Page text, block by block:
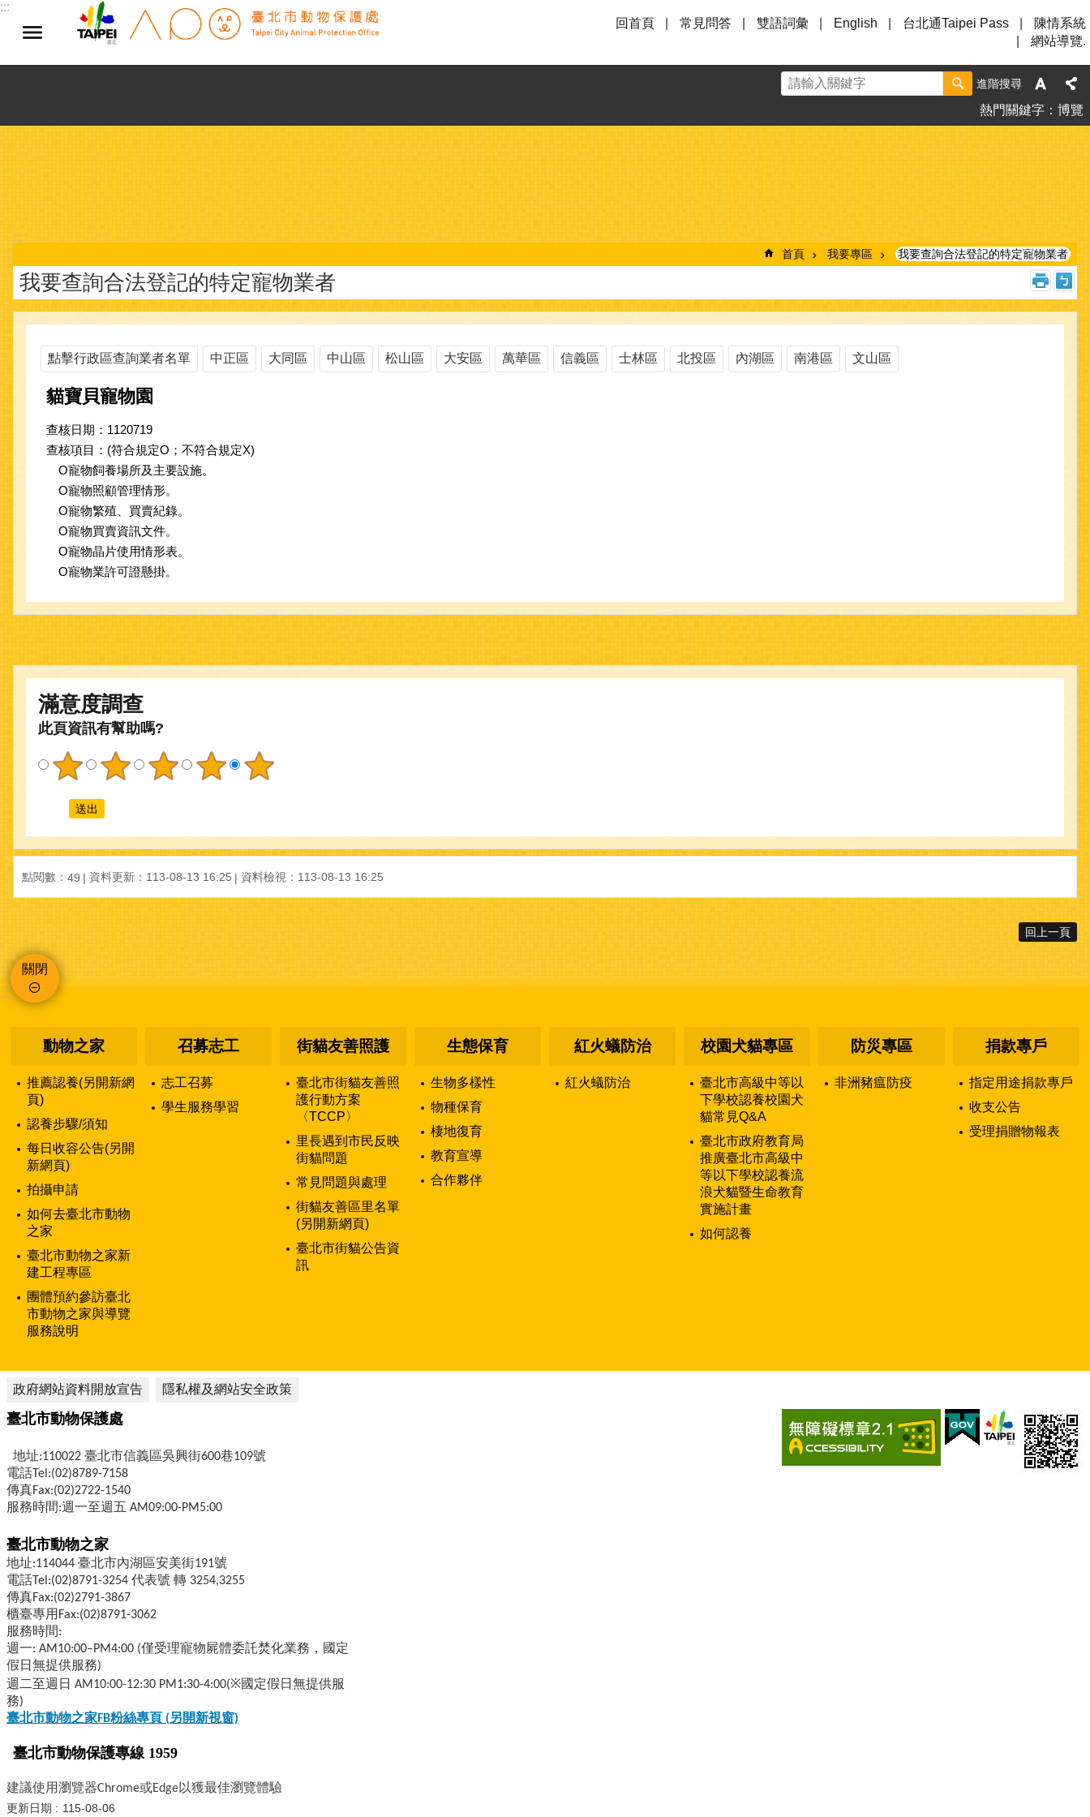
跳到主要內容區塊
:::
回首頁
常見問答 雙語詞彙 English 台北通Taipei Pass
陳情系統
網站導覽.
進階搜尋
熱門關鍵字 博覽
:::
首頁 我要專區 我要查詢合法登記的特定寵物業者
我要查詢合法登記的特定寵物業者
點擊行政區查詢業者名單 中正區 大同區 中山區 松山區 大安區 萬華區 信義區 士林區 北投區 內湖區 南港區 文山區
貓寶貝寵物園
查核日期：1120719
查核項目：(符合規定O；不符合規定X)
O寵物飼養場所及主要設施。
O寵物照顧管理情形。
O寵物繁殖、買賣紀錄。
O寵物買賣資訊文件。
O寵物晶片使用情形表。
O寵物業許可證懸掛。
滿意度調查
此頁資訊有幫助嗎?
點閱數： 49 資料更新： 113-08-13 16:25 資料檢視： 113-08-13 16:25
回上一頁
關閉
:::
動物之家
推薦認養(另開新網
頁)
認養步驟/須知
每日收容公告(另開
新網頁)
拍攝申請
如何去臺北市動物
之家
臺北市動物之家新
建工程專區
團體預約參訪臺北
市動物之家與導覽
服務說明
召募志工
志工召募
學生服務學習
街貓友善照護
臺北市街貓友善照
護行動方案
〈TCCP〉
里長遇到市民反映
街貓問題
常見問題與處理
街貓友善區里名單
(另開新網頁)
臺北市街貓公告資
訊
生態保育
生物多樣性
物種保育
棲地復育
教育宣導
合作夥伴
紅火蟻防治
紅火蟻防治
校園犬貓專區
臺北市高級中等以
下學校認養校園犬
貓常見Q&A
臺北市政府教育局
推廣臺北市高級中
等以下學校認養流
浪犬貓暨生命教育
實施計畫
如何認養
防災專區
非洲豬瘟防疫
捐款專戶
指定用途捐款專戶
收支公告
受理捐贈物報表
政府網站資料開放宣告 隱私權及網站安全政策
臺北市動物保護處
地址:110022 臺北市信義區吳興街600巷109號
電話Tel:(02)8789-7158
傳真Fax:(02)2722-1540
服務時間:週一至週五 AM09:00-PM5:00
臺北市動物之家
地址:114044 臺北市內湖區安美街191號
電話Tel:(02)8791-3254 代表號 轉 3254,3255
傳真Fax:(02)2791-3867
櫃臺專用Fax:(02)8791-3062
服務時間:
週一: AM10:00–PM4:00 (僅受理寵物屍體委託焚化業務，國定
假日無提供服務)
週二至週日 AM10:00-12:30 PM1:30-4:00(※國定假日無提供服
務)
臺北市動物之家FB粉絲專頁 (另開新視窗)
臺北市動物保護專線 1959
建議使用瀏覽器Chrome或Edge以獲最佳瀏覽體驗
更新日期
115-08-06